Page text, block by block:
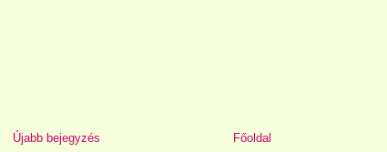
Újabb bejegyzés Főoldal